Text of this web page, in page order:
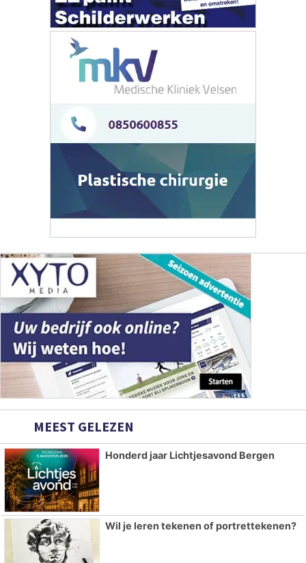
MEEST GELEZEN
Honderd jaar Lichtjesavond Bergen
Wil je leren tekenen of portrettekenen?